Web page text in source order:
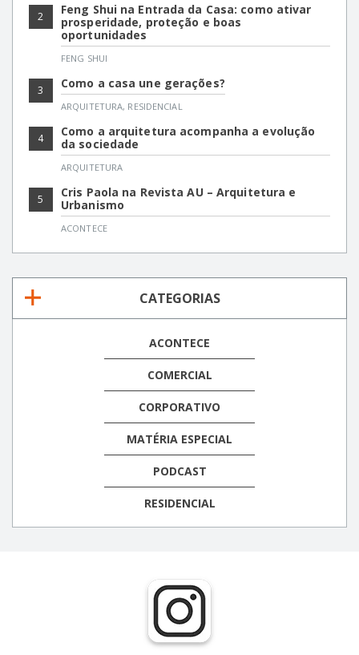
2
Feng Shui na Entrada da Casa: como ativar
prosperidade, proteção e boas
oportunidades
FENG SHUI
3 Como a casa une gerações?
ARQUITETURA, RESIDENCIAL
4
Como a arquitetura acompanha a evolução
da sociedade
ARQUITETURA
5
Cris Paola na Revista AU – Arquitetura e
Urbanismo
ACONTECE
CATEGORIAS
ACONTECE
COMERCIAL
CORPORATIVO
MATÉRIA ESPECIAL
PODCAST
RESIDENCIAL